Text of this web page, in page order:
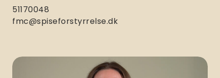
51170048
fmc@spiseforstyrrelse.dk